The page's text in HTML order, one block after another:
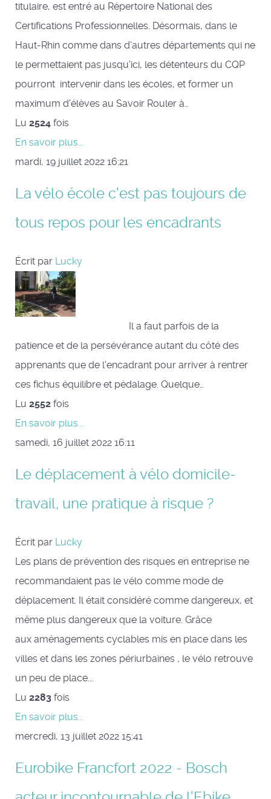
titulaire, est entré au Répertoire National des
Certifications Professionnelles. Désormais, dans le
Haut-Rhin comme dans d'autres départements qui ne
le permettaient pas jusqu'ici, les détenteurs du CQP
pourront intervenir dans les écoles, et former un
maximum d'élèves au Savoir Rouler à…
Lu 2524 fois
En savoir plus...
mardi, 19 juillet 2022 16:21
La vélo école c'est pas toujours de
tous repos pour les encadrants
Écrit par Lucky
Il a faut parfois de la
patience et de la persévérance autant du côté des
apprenants que de l'encadrant pour arriver à rentrer
ces fichus équilibre et pédalage. Quelque…
Lu 2552 fois
En savoir plus...
samedi, 16 juillet 2022 16:11
Le déplacement à vélo domicile-
travail, une pratique à risque ?
Écrit par Lucky
Les plans de prévention des risques en entreprise ne
recommandaient pas le vélo comme mode de
déplacement. Il était considéré comme dangereux, et
même plus dangereux que la voiture. Grâce
aux aménagements cyclables mis en place dans les
villes et dans les zones périurbaines , le vélo retrouve
un peu de place.…
Lu 2283 fois
En savoir plus...
mercredi, 13 juillet 2022 15:41
Eurobike Francfort 2022 - Bosch